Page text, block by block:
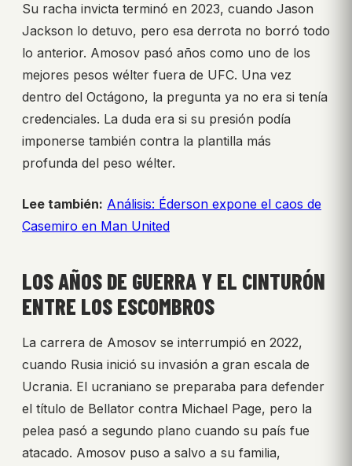
Su racha invicta terminó en 2023, cuando Jason
Jackson lo detuvo, pero esa derrota no borró todo
lo anterior. Amosov pasó años como uno de los
mejores pesos wélter fuera de UFC. Una vez
dentro del Octágono, la pregunta ya no era si tenía
credenciales. La duda era si su presión podía
imponerse también contra la plantilla más
profunda del peso wélter.
Lee también: Análisis: Éderson expone el caos de
Casemiro en Man United
LOS AÑOS DE GUERRA Y EL CINTURÓN
ENTRE LOS ESCOMBROS
La carrera de Amosov se interrumpió en 2022,
cuando Rusia inició su invasión a gran escala de
Ucrania. El ucraniano se preparaba para defender
el título de Bellator contra Michael Page, pero la
pelea pasó a segundo plano cuando su país fue
atacado. Amosov puso a salvo a su familia,